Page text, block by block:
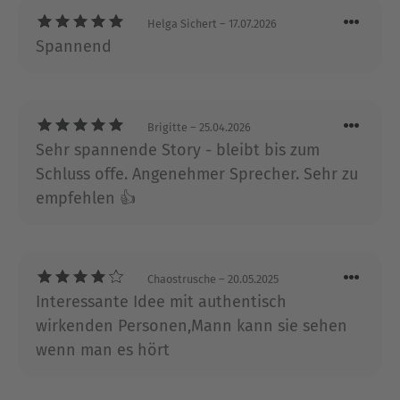
heimsuchen.
Helga Sichert – 17.07.2026
Spannend
Brigitte – 25.04.2026
Sehr spannende Story - bleibt bis zum
Schluss offe. Angenehmer Sprecher. Sehr zu
empfehlen 👍
Chaostrusche – 20.05.2025
Interessante Idee mit authentisch
wirkenden Personen,Mann kann sie sehen
wenn man es hört